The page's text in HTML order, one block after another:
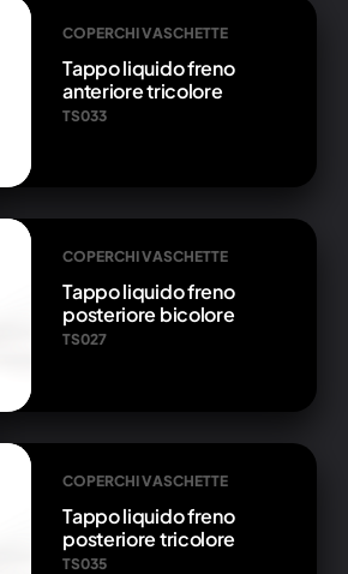
COPERCHI VASCHETTE
Tappo liquido freno
anteriore tricolore
TS033
COPERCHI VASCHETTE
Tappo liquido freno
posteriore bicolore
TS027
COPERCHI VASCHETTE
Tappo liquido freno
posteriore tricolore
TS035